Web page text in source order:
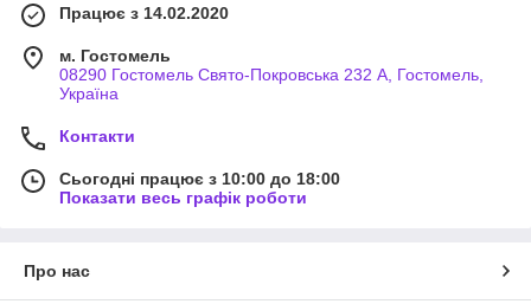
Працює з 14.02.2020
м. Гостомель
08290 Гостомель Свято-Покровська 232 А, Гостомель,
Україна
Контакти
Сьогодні працює з 10:00 до 18:00
Показати весь графік роботи
Про нас